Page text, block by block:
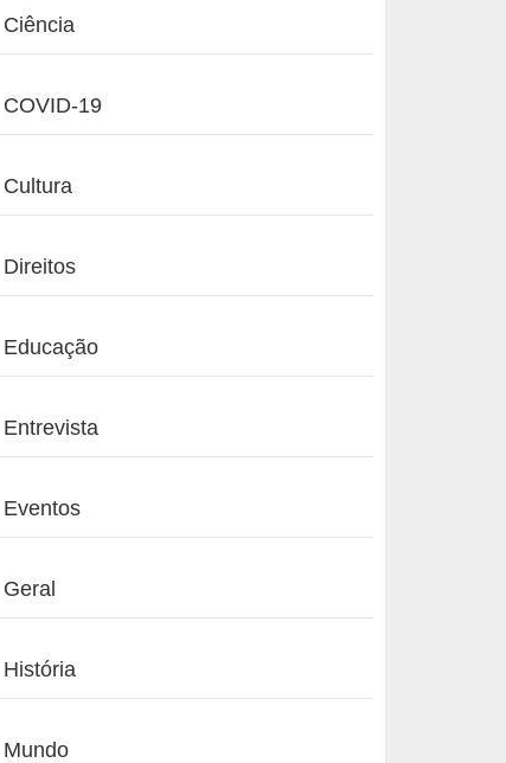
Ciência
COVID-19
Cultura
Direitos
Educação
Entrevista
Eventos
Geral
História
Mundo